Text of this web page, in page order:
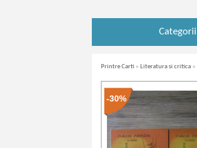
Categorii
Printre Carti » Literatura si critica »
-30%